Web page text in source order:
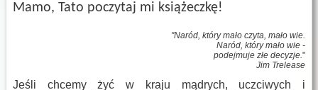
Mamo, Tato poczytaj mi książeczkę!
"Naród, który mało czyta, mało wie.
Naród, który mało wie -
podejmuje złe decyzje."
Jim Trelease
Jeśli chcemy żyć w kraju mądrych, uczciwych i